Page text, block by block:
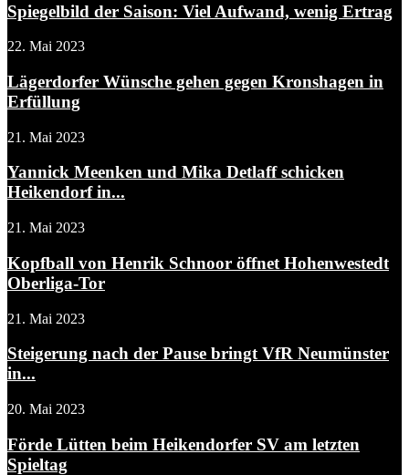
Spiegelbild der Saison: Viel Aufwand, wenig Ertrag
22. Mai 2023
Lägerdorfer Wünsche gehen gegen Kronshagen in
Erfüllung
21. Mai 2023
Yannick Meenken und Mika Detlaff schicken
Heikendorf in...
21. Mai 2023
Kopfball von Henrik Schnoor öffnet Hohenwestedt
Oberliga-Tor
21. Mai 2023
Steigerung nach der Pause bringt VfR Neumünster
in...
20. Mai 2023
Förde Lütten beim Heikendorfer SV am letzten
Spieltag